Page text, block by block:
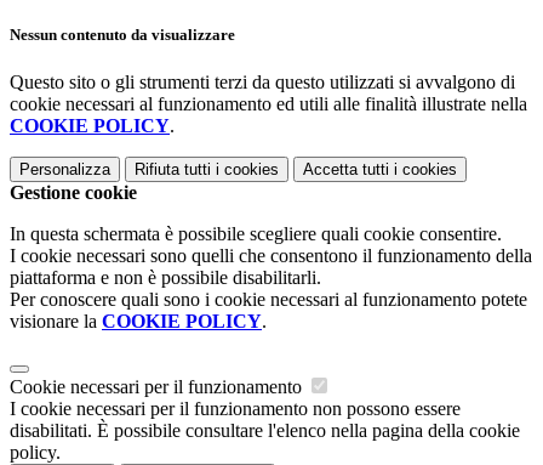
Nessun contenuto da visualizzare
Questo sito o gli strumenti terzi da questo utilizzati si avvalgono di
cookie necessari al funzionamento ed utili alle finalità illustrate nella
COOKIE POLICY.
Personalizza Rifiuta tutti i cookies Accetta tutti i cookies
Gestione cookie
In questa schermata è possibile scegliere quali cookie consentire.
I cookie necessari sono quelli che consentono il funzionamento della
piattaforma e non è possibile disabilitarli.
Per conoscere quali sono i cookie necessari al funzionamento potete
visionare la COOKIE POLICY.
Cookie necessari per il funzionamento
I cookie necessari per il funzionamento non possono essere
disabilitati. È possibile consultare l'elenco nella pagina della cookie
policy.